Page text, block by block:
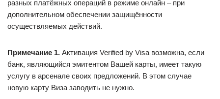
разных платёжных операций в режиме онлайн – при
дополнительном обеспечении защищённости
осуществляемых действий.
Примечание 1. Активация Verified by Visa возможна, если
банк, являющийся эмитентом Вашей карты, имеет такую
услугу в арсенале своих предложений. В этом случае
новую карту Виза заводить не нужно.